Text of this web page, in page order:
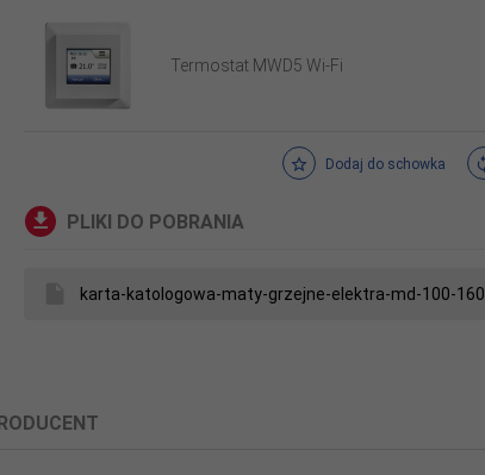
Termostat MWD5 Wi-Fi
Dodaj do schowka
PLIKI DO POBRANIA
karta-katologowa-maty-grzejne-elektra-md-100-160